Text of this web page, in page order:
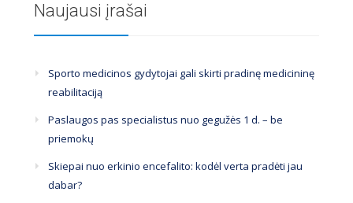
Naujausi įrašai
Sporto medicinos gydytojai gali skirti pradinę medicininę
reabilitaciją
Paslaugos pas specialistus nuo gegužės 1 d. – be
priemokų
Skiepai nuo erkinio encefalito: kodėl verta pradėti jau
dabar?